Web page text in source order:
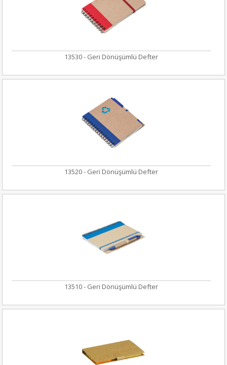
13530 - Geri Dönüşümlü Defter
13520 - Geri Dönüşümlü Defter
13510 - Geri Dönüşümlü Defter